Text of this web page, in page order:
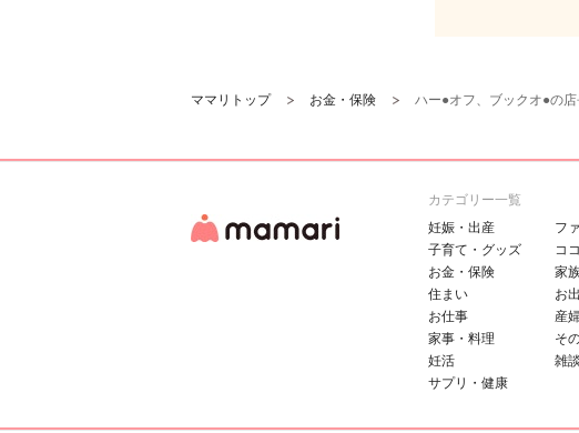
ママリトップ お金・保険 ハー●オフ、ブックオ●の
カテゴリー一覧
妊娠・出産
子育て・グッズ
お金・保険
住まい
お仕事
家事・料理
妊活
サプリ・健康
フ
コ
家
お
産
そ
雑